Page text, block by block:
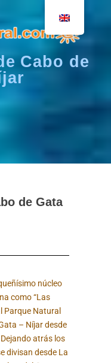
Cabo de
de Gata
núcleo
como “Las
Parque Natural
– Níjar desde
atrás los
divisan desde La